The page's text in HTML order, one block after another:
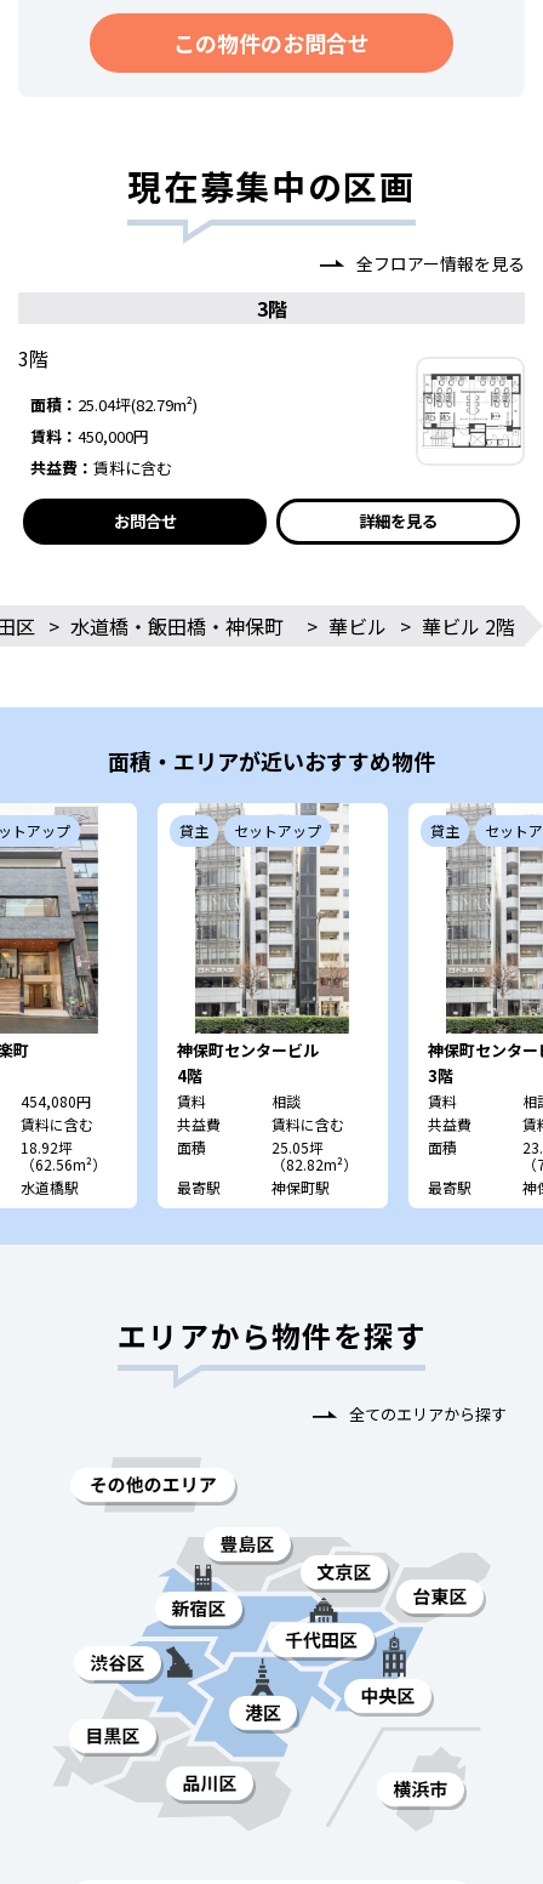
この物件のお問合せ
現在募集中の区画
全フロアー情報を見る
3階
3階
面積： 25.04坪(82.79m²)
賃料： 450,000円
共益費： 賃料に含む
お問合せ 詳細を見る
区 > 水道橋・飯田橋・神保町 > 華ビル > 華ビル 2階
面積・エリアが近いおすすめ物件
トアップ
町
454,080円
賃料に含む
18.92坪
（62.56m²）
水道橋駅
貸主 セットアップ
神保町センタービル
4階
賃料
相談
共益費
賃料に含む
面積
25.05坪
（82.82m²）
最寄駅
神保町駅
貸主 セット
神保町センター
3階
賃料
相
共益費
賃
面積
最寄駅
神
エリアから物件を探す
全てのエリアから探す